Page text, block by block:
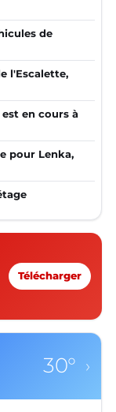
de
l'Escalette,
en cours à
pour Lenka,
Télécharger
30° ›